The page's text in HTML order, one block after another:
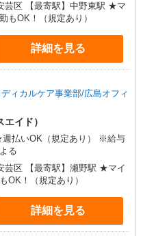
芸区 【最寄駅】中野東駅 ★マ
もOK！（規定あり）
詳細を見る
ィカルケア事業部/広島オフィ
イド）
いOK（規定あり） ※給与
る
芸区 【最寄駅】瀬野駅 ★マイ
OK！（規定あり）
詳細を見る